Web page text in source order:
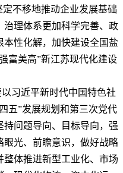
定不移地推动企业发展基础
治理体系更加科学完善、政
性化解，加快建设全国盐
富美高”新江苏现代化建设
以习近平新时代中国特色社
五”发展规划和第三次党代
问题导向、目标导向，强
光、前瞻意识，做好战略
体推进新型工业化、市场